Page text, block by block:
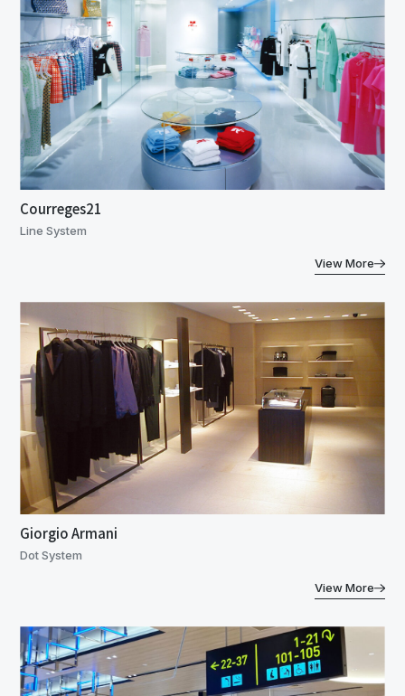
Courreges21
Line System
View More
Giorgio Armani
Dot System
View More